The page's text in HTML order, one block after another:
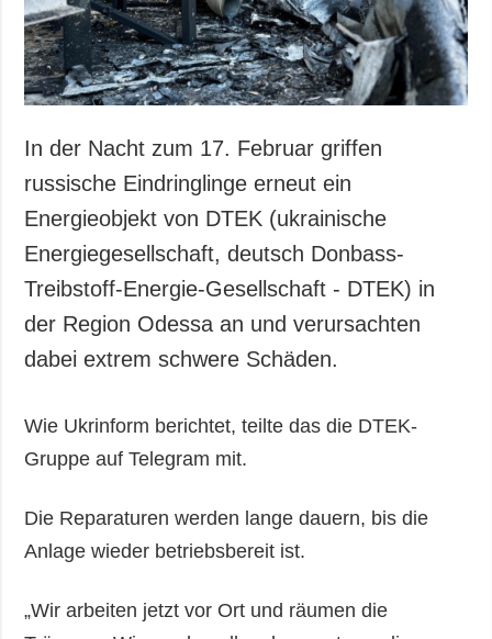
In der Nacht zum 17. Februar griffen
russische Eindringlinge erneut ein
Energieobjekt von DTEK (ukrainische
Energiegesellschaft, deutsch Donbass-
Treibstoff-Energie-Gesellschaft - DTEK) in
der Region Odessa an und verursachten
dabei extrem schwere Schäden.
Wie Ukrinform berichtet, teilte das die DTEK-
Gruppe auf Telegram mit.
Die Reparaturen werden lange dauern, bis die
Anlage wieder betriebsbereit ist.
„Wir arbeiten jetzt vor Ort und räumen die